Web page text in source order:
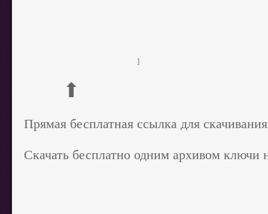
]
⬆
Прямая бесплатная ссылка для
Скачать бесплатно одним архивом ключи